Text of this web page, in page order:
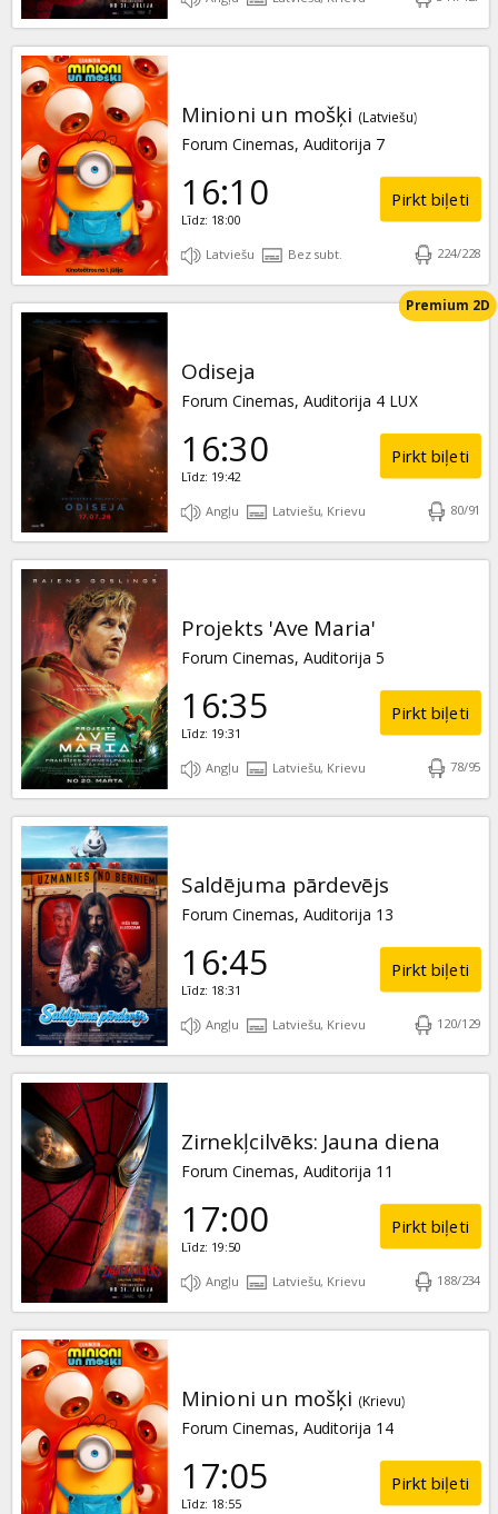
Minioni un mošķi (Latviešu)
Forum Cinemas, Auditorija 7
16:10
Līdz: 18:00
Pirkt biļeti
Latviešu Bez subt. 224/228
Odiseja
Forum Cinemas, Auditorija 4 LUX
Premium 2D
16:30
Līdz: 19:42
Pirkt biļeti
Angļu Latviešu, Krievu 80/91
Projekts 'Ave Maria'
Forum Cinemas, Auditorija 5
16:35
Līdz: 19:31
Pirkt biļeti
Angļu Latviešu, Krievu 78/95
Saldējuma pārdevējs
Forum Cinemas, Auditorija 13
16:45
Līdz: 18:31
Pirkt biļeti
Angļu Latviešu, Krievu 120/129
Zirnekļcilvēks: Jauna diena
Forum Cinemas, Auditorija 11
17:00
Līdz: 19:50
Pirkt biļeti
Angļu Latviešu, Krievu 188/234
Minioni un mošķi (Krievu)
Forum Cinemas, Auditorija 14
17:05
Līdz: 18:55
Pirkt biļeti